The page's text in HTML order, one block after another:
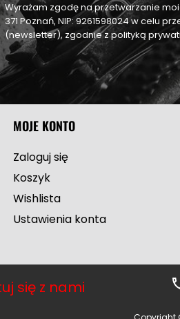
Wyrażam zgodę na przetwarzanie
371 Poznań, NIP: 9261598024 w celu
(newsletter), zgodnie z polityką
MOJE KONTO
Zaloguj się
Koszyk
Wishlista
Ustawienia konta
się z nami